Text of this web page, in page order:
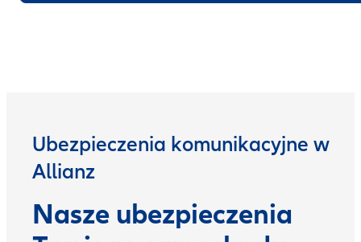
Ubezpieczenia komunikacyjne w
Allianz
Nasze ubezpieczenia